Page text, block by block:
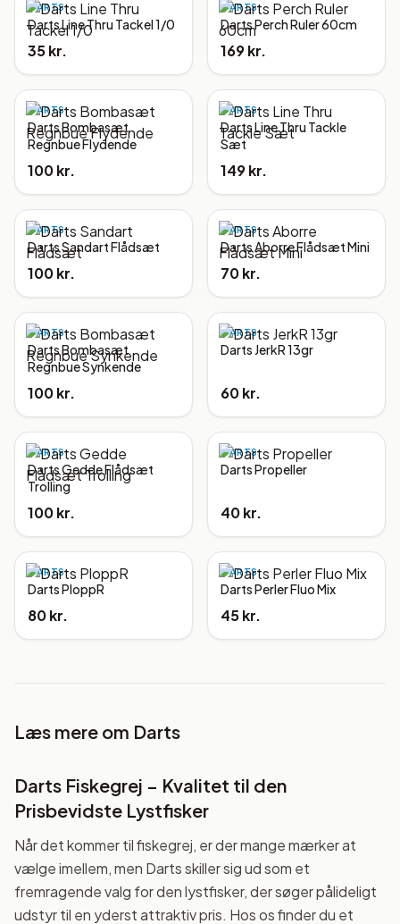
DARTS
Darts Line Thru Tackel 1/0
35 kr.
DARTS
Darts Perch Ruler 60cm
169 kr.
DARTS
Darts Bombasæt
Regnbue Flydende
100 kr.
DARTS
Darts Line Thru Tackle
Sæt
149 kr.
DARTS
Darts Sandart Flådsæt
100 kr.
DARTS
Darts Aborre Flådsæt Mini
70 kr.
DARTS
Darts Bombasæt
Regnbue Synkende
100 kr.
DARTS
Darts JerkR 13gr
60 kr.
DARTS
Darts Gedde Flådsæt
Trolling
100 kr.
DARTS
Darts Propeller
40 kr.
DARTS
Darts PloppR
80 kr.
DARTS
Darts Perler Fluo Mix
45 kr.
Læs mere om Darts
Darts Fiskegrej – Kvalitet til den
Prisbevidste Lystfisker
Når det kommer til fiskegrej, er der mange mærker at
vælge imellem, men Darts skiller sig ud som et
fremragende valg for den lystfisker, der søger pålideligt
udstyr til en yderst attraktiv pris. Hos os finder du et